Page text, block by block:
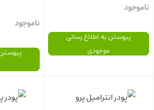
ناموجود
پیوستن به اطلاع رسانی
موجودی
ناموجود